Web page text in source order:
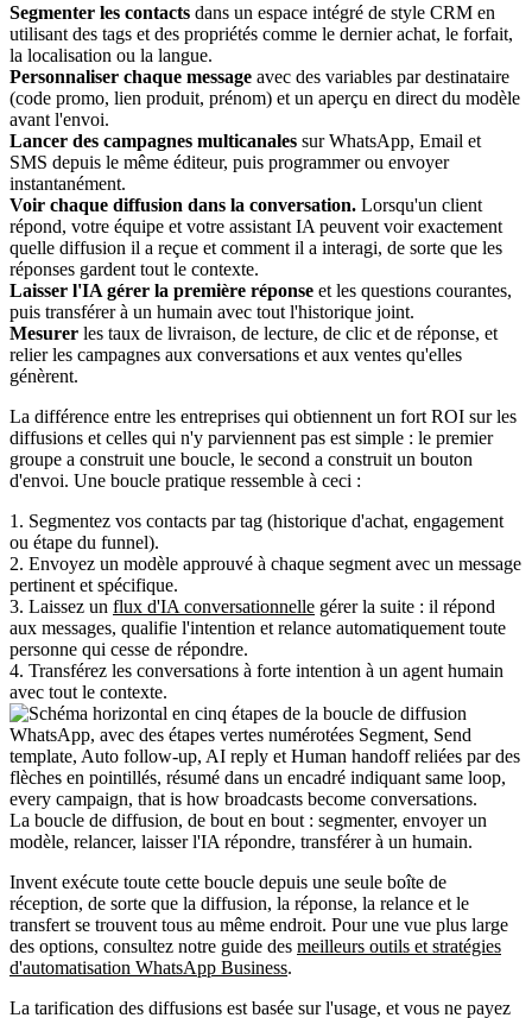
Segmenter les contacts dans un espace intégré de style CRM en
utilisant des tags et des propriétés comme le dernier achat, le forfait,
la localisation ou la langue.
Personnaliser chaque message avec des variables par destinataire
(code promo, lien produit, prénom) et un aperçu en direct du modèle
avant l'envoi.
Lancer des campagnes multicanales sur WhatsApp, Email et
SMS depuis le même éditeur, puis programmer ou envoyer
instantanément.
Voir chaque diffusion dans la conversation. Lorsqu'un client
répond, votre équipe et votre assistant IA peuvent voir exactement
quelle diffusion il a reçue et comment il a interagi, de sorte que les
réponses gardent tout le contexte.
Laisser l'IA gérer la première réponse et les questions courantes,
puis transférer à un humain avec tout l'historique joint.
Mesurer les taux de livraison, de lecture, de clic et de réponse, et
relier les campagnes aux conversations et aux ventes qu'elles
génèrent.
La différence entre les entreprises qui obtiennent un fort ROI sur les
diffusions et celles qui n'y parviennent pas est simple : le premier
groupe a construit une boucle, le second a construit un bouton
d'envoi. Une boucle pratique ressemble à ceci :
1. Segmentez vos contacts par tag (historique d'achat, engagement
ou étape du funnel).
2. Envoyez un modèle approuvé à chaque segment avec un message
pertinent et spécifique.
3. Laissez un flux d'IA conversationnelle gérer la suite : il répond
aux messages, qualifie l'intention et relance automatiquement toute
personne qui cesse de répondre.
4. Transférez les conversations à forte intention à un agent humain
avec tout le contexte.
La boucle de diffusion, de bout en bout : segmenter, envoyer un
modèle, relancer, laisser l'IA répondre, transférer à un humain.
Invent exécute toute cette boucle depuis une seule boîte de
réception, de sorte que la diffusion, la réponse, la relance et le
transfert se trouvent tous au même endroit. Pour une vue plus large
des options, consultez notre guide des meilleurs outils et stratégies
d'automatisation WhatsApp Business.
La tarification des diffusions est basée sur l'usage, et vous ne payez